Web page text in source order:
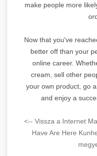
make people more
Now that you've
better off than your
online career.
cream, sell other
your own product, go
and enjoy a
<-- Vissza a Internet
Have Are Here